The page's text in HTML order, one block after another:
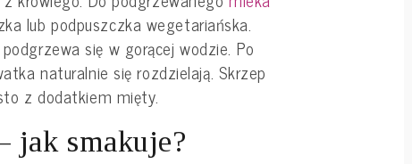
lub podpuszczka wegetariańska.
się w gorącej wodzie. Po
naturalnie się rozdzielają. Skrzep
z dodatkiem mięty.
jak smakuje?